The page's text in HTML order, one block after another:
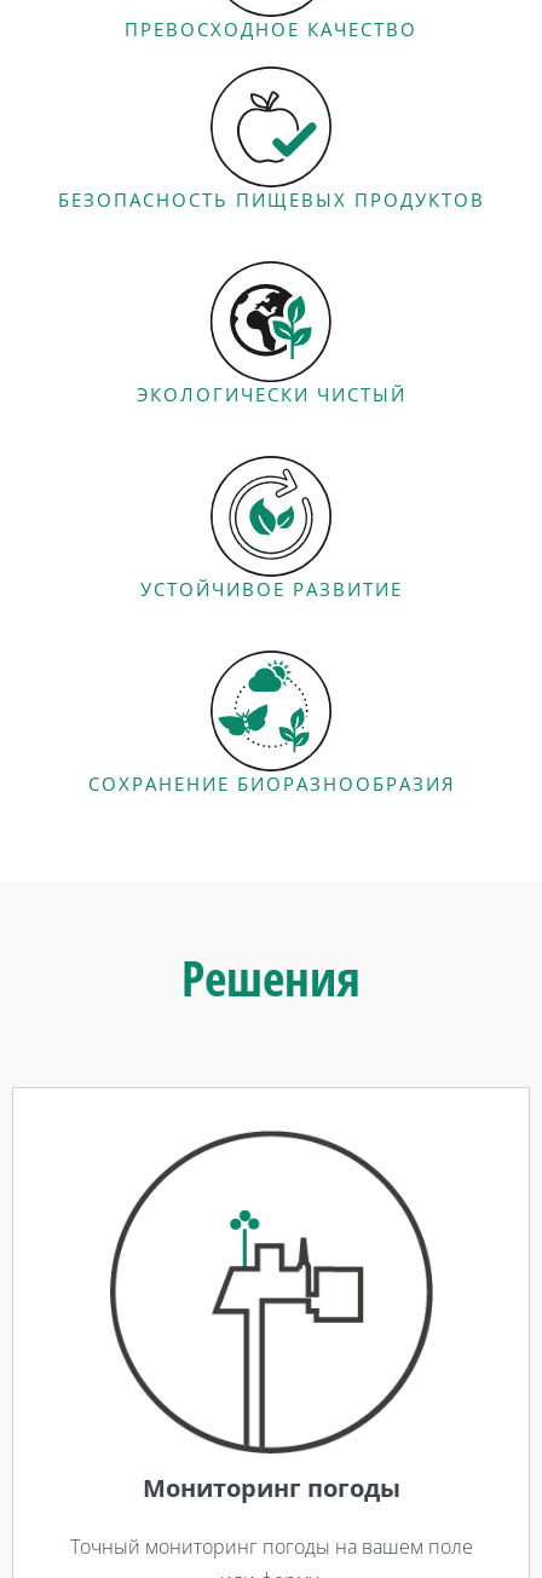
ПРЕВОСХОДНОЕ КАЧЕСТВО
БЕЗОПАСНОСТЬ ПИЩЕВЫХ ПРОДУКТОВ
ЭКОЛОГИЧЕСКИ ЧИСТЫЙ
УСТОЙЧИВОЕ РАЗВИТИЕ
СОХРАНЕНИЕ БИОРАЗНООБРАЗИЯ
Решения
Мониторинг погоды
Точный мониторинг погоды на вашем поле